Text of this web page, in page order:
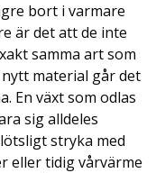
bort i varmare
är det att de inte
samma art som
material går det
En växt som odlas
sig alldeles
stryka med
eller tidig vårvärme